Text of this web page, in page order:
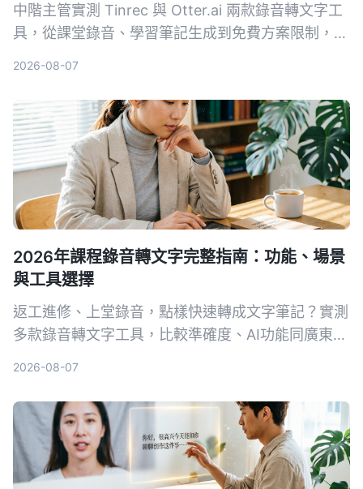
中階主管實測 Tinrec 與 Otter.ai 兩款錄音轉文字工
具，從課堂錄音、學習筆記生成到免費方案限制，5
2026-08-07
2026年課程錄音轉文字完整指南：功能、場景
與工具選擇
返工進修、上堂錄音，點樣快速轉成文字筆記？實測
多款錄音轉文字工具，比較準確度、AI功能同廣東話
2026-08-07